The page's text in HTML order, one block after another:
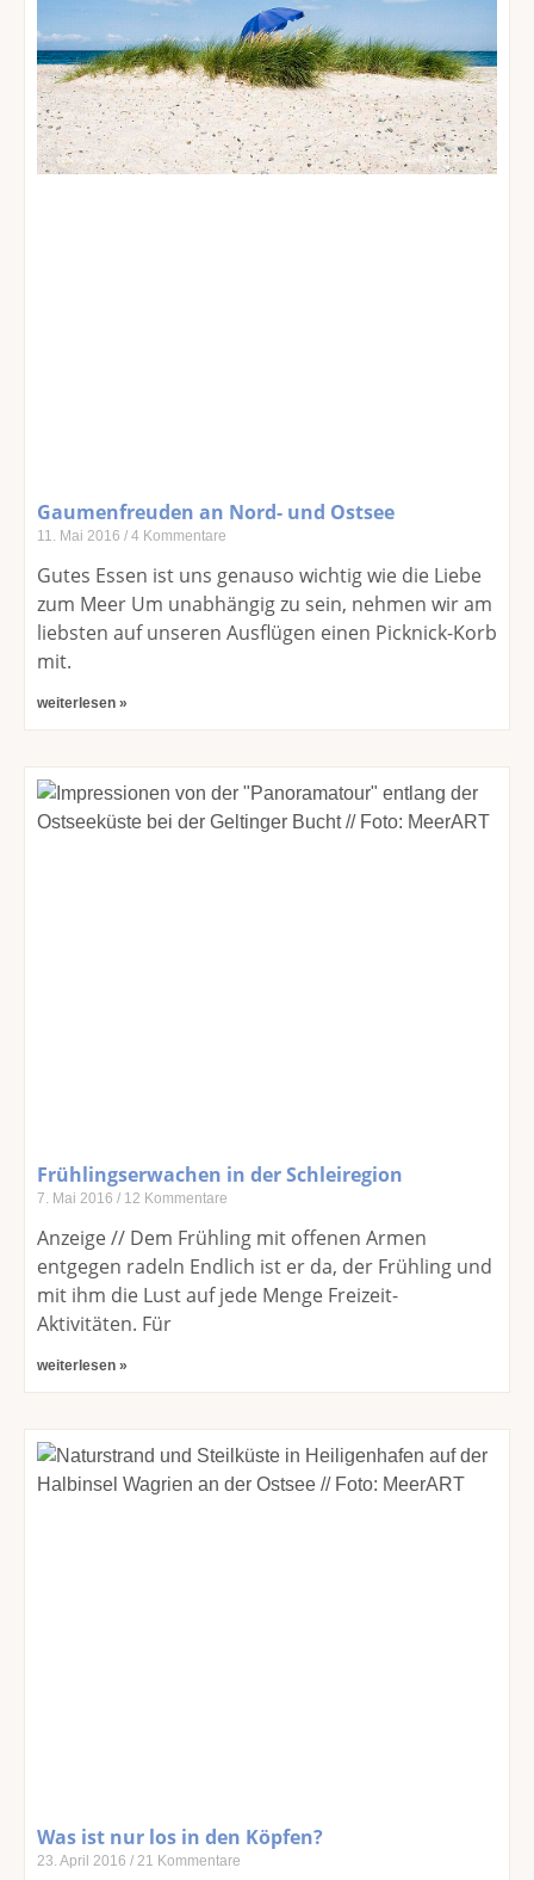
Gaumenfreuden an Nord- und Ostsee
11. Mai 2016 4 Kommentare
Gutes Essen ist uns genauso wichtig wie die Liebe
zum Meer Um unabhängig zu sein, nehmen wir am
liebsten auf unseren Ausflügen einen Picknick-Korb
mit.
weiterlesen »
Frühlingserwachen in der Schleiregion
7. Mai 2016 12 Kommentare
Anzeige // Dem Frühling mit offenen Armen
entgegen radeln Endlich ist er da, der Frühling und
mit ihm die Lust auf jede Menge Freizeit-
Aktivitäten. Für
weiterlesen »
Was ist nur los in den Köpfen?
23. April 2016 21 Kommentare